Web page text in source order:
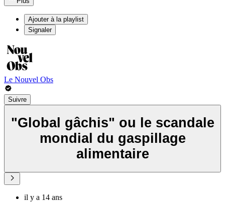
Ajouter à la playlist
Signaler
Le Nouvel Obs
Suivre
"Global gâchis" ou le scandale
mondial du gaspillage
alimentaire
il y a 14 ans